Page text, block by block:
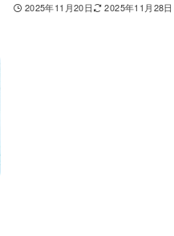
2025年11月20日 2025年11月28日